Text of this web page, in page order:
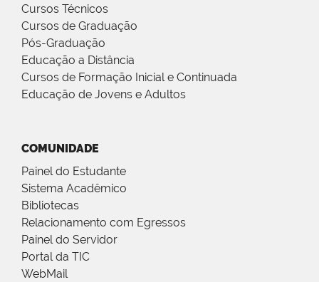
Cursos Técnicos
Cursos de Graduação
Pós-Graduação
Educação a Distância
Cursos de Formação Inicial e Continuada
Educação de Jovens e Adultos
COMUNIDADE
Painel do Estudante
Sistema Acadêmico
Bibliotecas
Relacionamento com Egressos
Painel do Servidor
Portal da TIC
WebMail